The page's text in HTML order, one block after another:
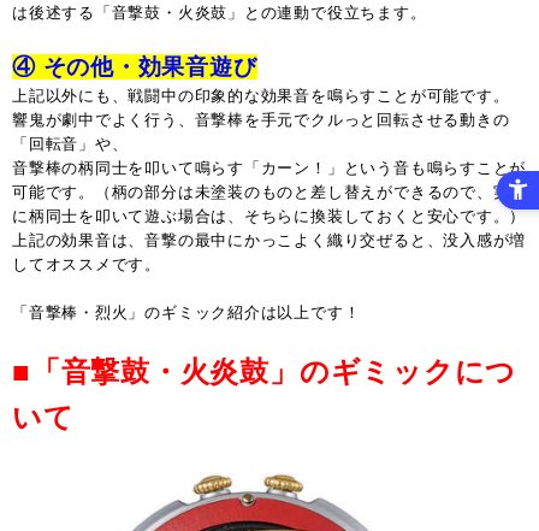
は後述する「音撃鼓・火炎鼓」との連動で役立ちます。
④ その他・効果音遊び
上記以外にも、戦闘中の印象的な効果音を鳴らすことが可能です。
響鬼が劇中でよく行う、音撃棒を手元でクルっと回転させる動きの
「回転音」や、
音撃棒の柄同士を叩いて鳴らす「カーン！」という音も鳴らすことが
可能です。（柄の部分は未塗装のものと差し替えができるので、実際
に柄同士を叩いて遊ぶ場合は、そちらに換装しておくと安心です。）
上記の効果音は、音撃の最中にかっこよく織り交ぜると、没入感が増
してオススメです。
「音撃棒・烈火」のギミック紹介は以上です！
■「音撃鼓・火炎鼓」のギミックにつ
いて